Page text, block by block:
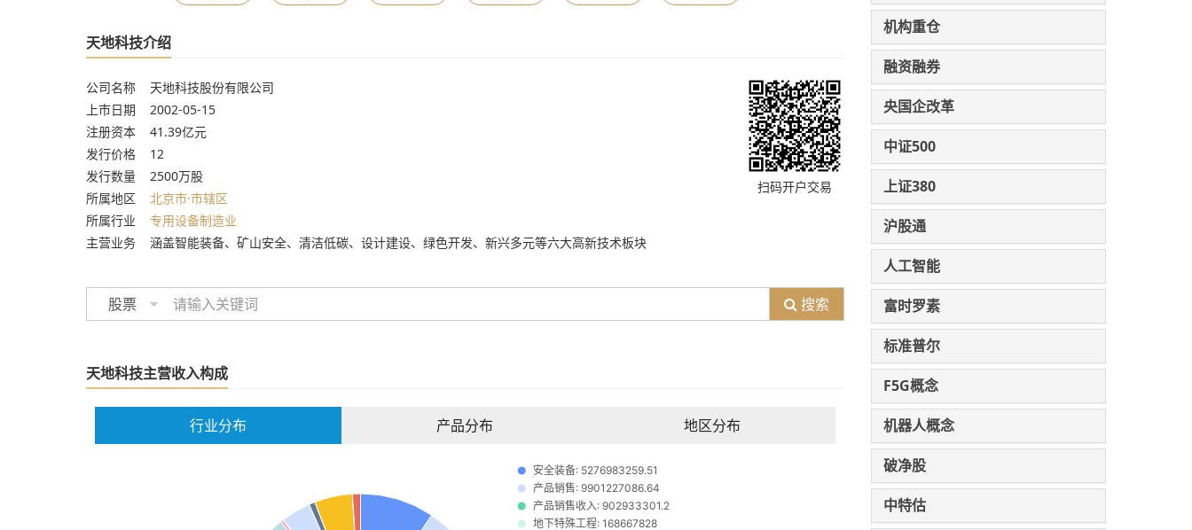
天地科技介绍
扫码开户交易
公司名称 天地科技股份有限公司
上市日期 2002-05-15
注册资本 41.39亿元
发行价格 12
发行数量 2500万股
所属地区 北京市·市辖区
所属行业 专用设备制造业
主营业务 涵盖智能装备、矿山安全、清洁低碳、设计建设、绿色开发、新兴多元等六大高新技术板块
股票 搜索
天地科技主营收入构成
行业分布 产品分布 地区分布
机构重仓
融资融券
央国企改革
中证500
上证380
沪股通
人工智能
富时罗素
标准普尔
F5G概念
机器人概念
破净股
中特估